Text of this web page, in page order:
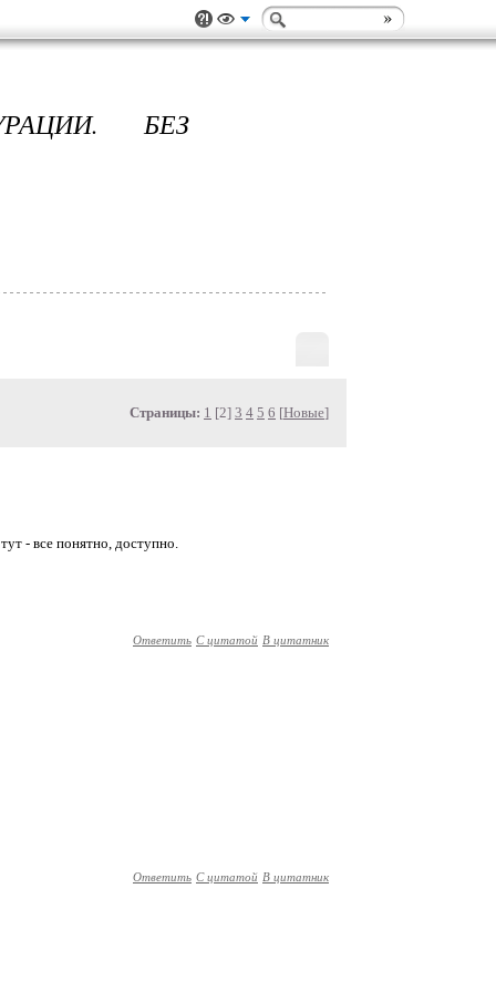
БЕЗ
Страницы: 1 [2] 3 4 5 6 [Новые]
- все понятно, доступно.
Ответить С цитатой В цитатник
Ответить С цитатой В цитатник